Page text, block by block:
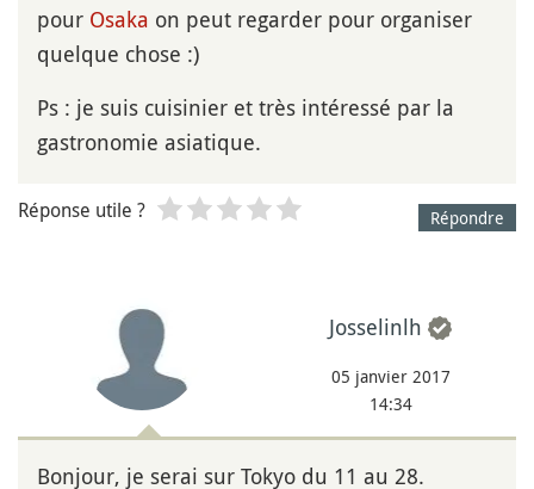
pour Osaka on peut regarder pour organiser
quelque chose :)
Ps : je suis cuisinier et très intéressé par la
gastronomie asiatique.
Répondre
Réponse utile ?
Josselinlh
05 janvier 2017
14:34
Bonjour, je serai sur Tokyo du 11 au 28.